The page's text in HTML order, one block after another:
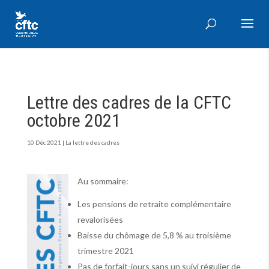
Lettre des cadres de la CFTC
octobre 2021
10 Déc 2021 | La lettre des cadres
Au sommaire:
Les pensions de retraite complémentaire
revalorisées
Baisse du chômage de 5,8 % au troisième
trimestre 2021
Pas de forfait-jours sans un suivi régulier de